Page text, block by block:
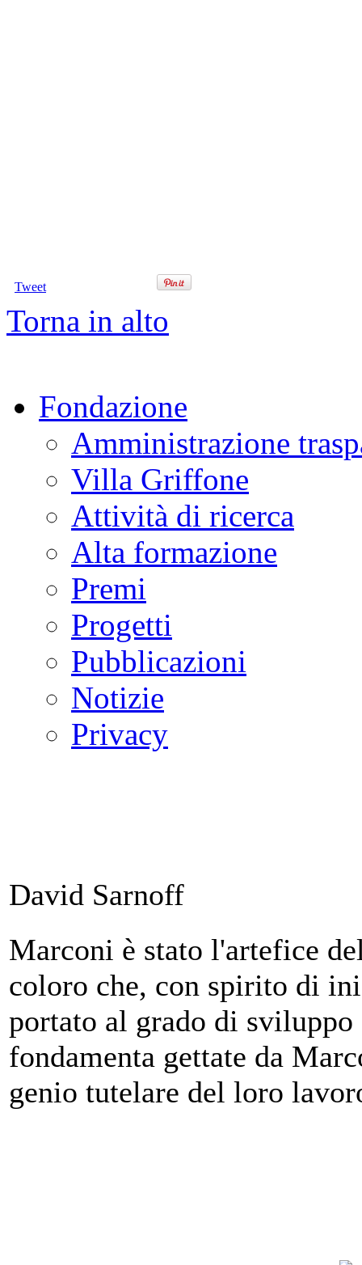
Tweet
Torna in alto
Fondazione
Amministrazione
Villa Griffone
Attività di ricerca
Alta formazione
Premi
Progetti
Pubblicazioni
Notizie
Privacy
David Sarnoff
Marconi è stato l'artefice
coloro che, con spirito di
portato al grado di
fondamenta gettate da
genio tutelare del loro